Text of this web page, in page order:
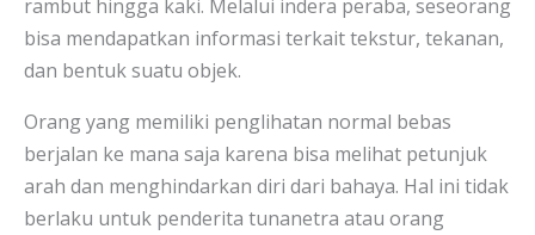
rambut hingga kaki. Melalui indera peraba, seseorang
bisa mendapatkan informasi terkait tekstur, tekanan,
dan bentuk suatu objek.
Orang yang memiliki penglihatan normal bebas
berjalan ke mana saja karena bisa melihat petunjuk
arah dan menghindarkan diri dari bahaya. Hal ini tidak
berlaku untuk penderita tunanetra atau orang